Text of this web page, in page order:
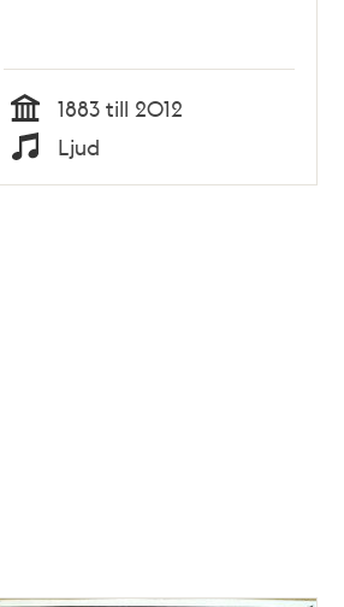
Tid
1883 till 2012
Typ
Ljud